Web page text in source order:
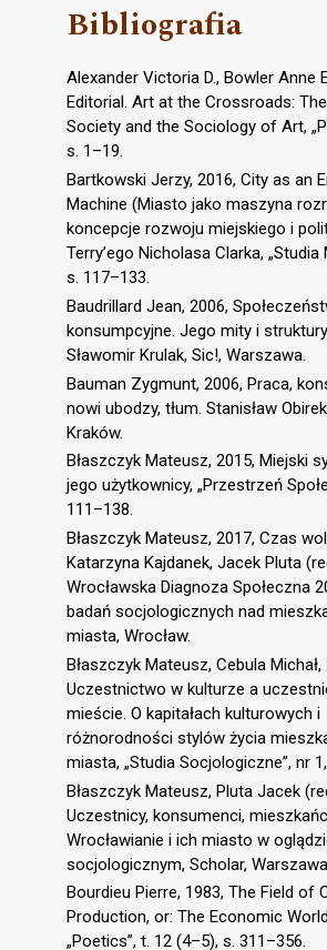
Bibliografia
Alexander Victoria D., Bowler Anne
Editorial. Art at the Crossroads:
Society and the Sociology of Art,
s. 1–19.
Bartkowski Jerzy, 2016, City as an
Machine (Miasto jako maszyna
koncepcje rozwoju miejskiego i
Terry’ego Nicholasa Clarka, „Studia
s. 117–133.
Baudrillard Jean, 2006,
konsumpcyjne. Jego mity i
Sławomir Krulak, Sic!, Warszawa.
Bauman Zygmunt, 2006, Praca,
nowi ubodzy, tłum. Stanisław
Kraków.
Błaszczyk Mateusz, 2015, Miejski
jego użytkownicy, „Przestrzeń
111–138.
Błaszczyk Mateusz, 2017, Czas
Katarzyna Kajdanek, Jacek Pluta
Wrocławska Diagnoza Społeczna
badań socjologicznych nad
miasta, Wrocław.
Błaszczyk Mateusz, Cebula Michał,
Uczestnictwo w kulturze a
mieście. O kapitałach kulturowych i
różnorodności stylów życia
miasta, „Studia Socjologiczne”, nr
Błaszczyk Mateusz, Pluta Jacek
Uczestnicy, konsumenci,
Wrocławianie i ich miasto w
socjologicznym, Scholar, Warszawa.
Bourdieu Pierre, 1983, The Field of
Production, or: The Economic
„Poetics”, t. 12 (4–5), s. 311–356.